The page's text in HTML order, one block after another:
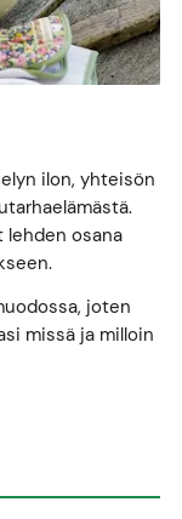
ilon, yhteisön
osana
joten
missä ja milloin